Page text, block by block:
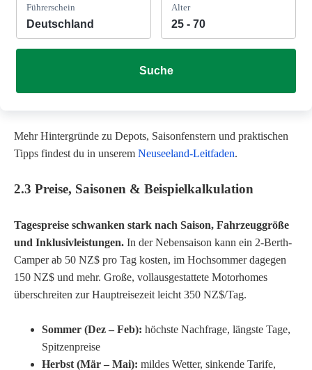
Führerschein Alter
Suche
Mehr Hintergründe zu Depots, Saisonfenstern und praktischen
Tipps findest du in unserem Neuseeland-Leitfaden.
2.3 Preise, Saisonen & Beispielkalkulation
Tagespreise schwanken stark nach Saison, Fahrzeuggröße
und Inklusivleistungen. In der Nebensaison kann ein 2-Berth-
Camper ab 50 NZ$ pro Tag kosten, im Hochsommer dagegen
150 NZ$ und mehr. Große, vollausgestattete Motorhomes
überschreiten zur Hauptreisezeit leicht 350 NZ$/Tag.
Sommer (Dez – Feb): höchste Nachfrage, längste Tage,
Spitzenpreise
Herbst (Mär – Mai): mildes Wetter, sinkende Tarife,